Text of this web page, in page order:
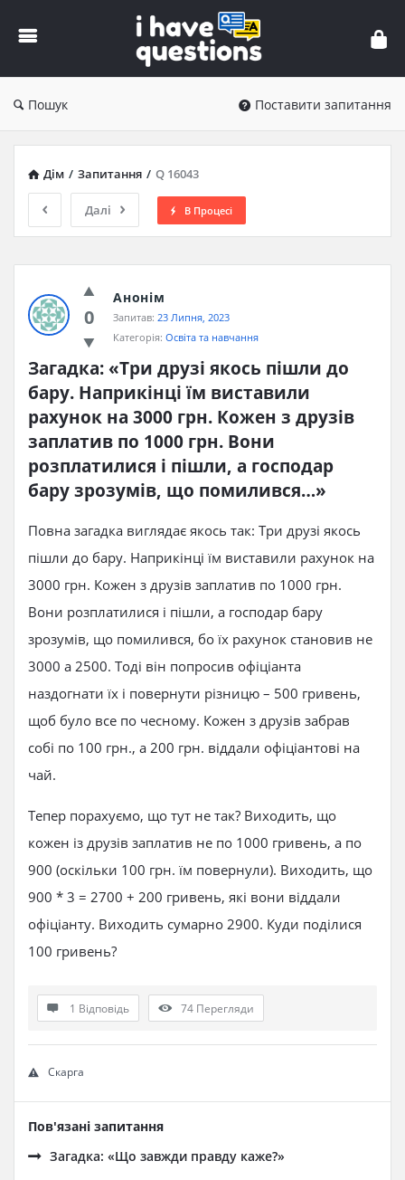
iHaveQuestions
Пошук Поставити запитання
Дім / Запитання / Q 16043
Далі В Процесі
0
Анонім
Запитав: 23 Липня, 2023
Категорія: Освіта та навчання
Загадка: «Три друзі якось пішли до
бару. Наприкінці їм виставили
рахунок на 3000 грн. Кожен з друзів
заплатив по 1000 грн. Вони
розплатилися і пішли, а господар
бару зрозумів, що помилився…»
Повна загадка виглядає якось так: Три друзі якось
пішли до бару. Наприкінці їм виставили рахунок на
3000 грн. Кожен з друзів заплатив по 1000 грн.
Вони розплатилися і пішли, а господар бару
зрозумів, що помилився, бо їх рахунок становив не
3000 а 2500. Тоді він попросив офіціанта
наздогнати їх і повернути різницю – 500 гривень,
щоб було все по чесному. Кожен з друзів забрав
собі по 100 грн., а 200 грн. віддали офіціантові на
чай.
Тепер порахуємо, що тут не так? Виходить, що
кожен із друзів заплатив не по 1000 гривень, а по
900 (оскільки 100 грн. їм повернули). Виходить, що
900 * 3 = 2700 + 200 гривень, які вони віддали
офіціанту. Виходить сумарно 2900. Куди поділися
100 гривень?
1 Відповідь 74 Перегляди
Скарга
Пов'язані запитання
Загадка: «Що завжди правду каже?»